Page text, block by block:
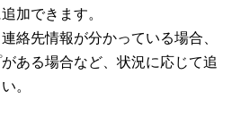
加できます。
絡先情報が分かっている場合、
ある場合など、状況に応じて追
。